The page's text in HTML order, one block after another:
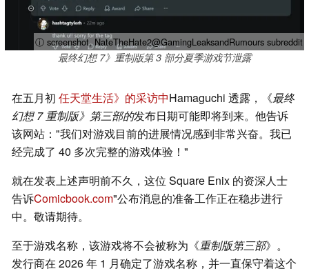
ⓘ screenshot, NateTheHate2@GamingLeaksandRumours subreddit
最终幻想 7》重制版第 3 部分夏季游戏节泄露
在五月初 任天堂生活》的采访中Hamaguchi 透露，《最终
幻想 7 重制版》第三部的发布日期可能即将到来。他告诉
该网站："我们对游戏目前的进展情况感到非常兴奋。我已
经完成了 40 多次完整的游戏体验！"
就在发表上述声明前不久，这位 Square Enix 的资深人士
告诉Comicbook.com"公布消息的准备工作正在稳步进行
中。敬请期待。
至于游戏名称，该游戏将不会被称为《重制版第三部》。
发行商在 2026 年 1 月确定了游戏名称，并一直保守着这个